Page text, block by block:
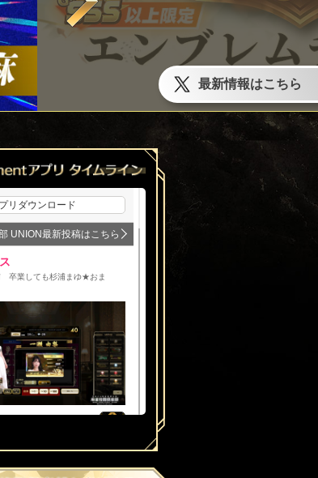
最新情報はこちら
撮影者：
リダウンロード
UNION最新投稿はこちら
卒業しても杉浦まゆ★おまゆ★応援♪
卒業しても杉浦まゆ★おまゆ★応援♪